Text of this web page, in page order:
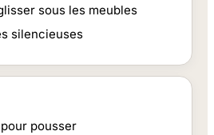
sous les meubles
silencieuses
pousser